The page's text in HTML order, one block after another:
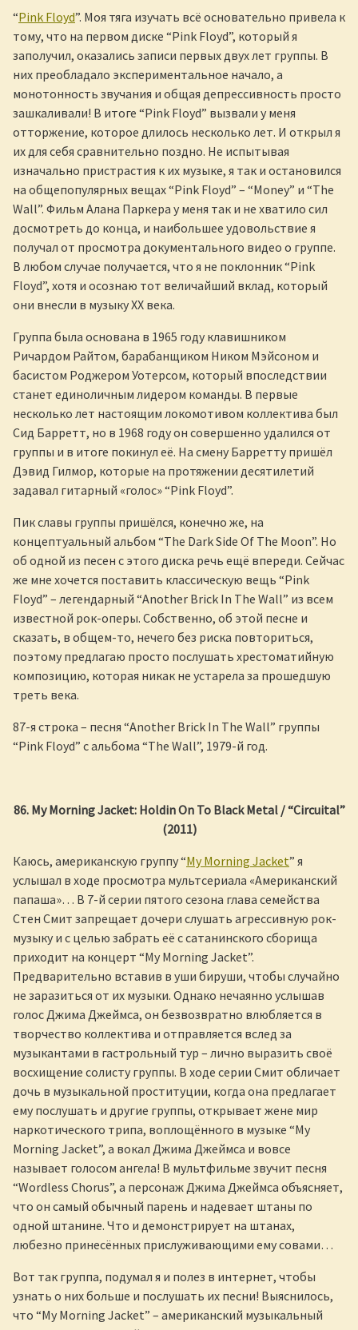
“Pink Floyd”. Моя тяга изучать всё основательно привела к
тому, что на первом диске “Pink Floyd”, который я
заполучил, оказались записи первых двух лет группы. В
них преобладало экспериментальное начало, а
монотонность звучания и общая депрессивность просто
зашкаливали! В итоге “Pink Floyd” вызвали у меня
отторжение, которое длилось несколько лет. И открыл я
их для себя сравнительно поздно. Не испытывая
изначально пристрастия к их музыке, я так и остановился
на общепопулярных вещах “Pink Floyd” – “Money” и “The
Wall”. Фильм Алана Паркера у меня так и не хватило сил
досмотреть до конца, и наибольшее удовольствие я
получал от просмотра документального видео о группе.
В любом случае получается, что я не поклонник “Pink
Floyd”, хотя и осознаю тот величайший вклад, который
они внесли в музыку XX века.
Группа была основана в 1965 году клавишником
Ричардом Райтом, барабанщиком Ником Мэйсоном и
басистом Роджером Уотерсом, который впоследствии
станет единоличным лидером команды. В первые
несколько лет настоящим локомотивом коллектива был
Сид Барретт, но в 1968 году он совершенно удалился от
группы и в итоге покинул её. На смену Барретту пришёл
Дэвид Гилмор, которые на протяжении десятилетий
задавал гитарный «голос» “Pink Floyd”.
Пик славы группы пришёлся, конечно же, на
концептуальный альбом “The Dark Side Of The Moon”. Но
об одной из песен с этого диска речь ещё впереди. Сейчас
же мне хочется поставить классическую вещь “Pink
Floyd” – легендарный “Another Brick In The Wall” из всем
известной рок-оперы. Собственно, об этой песне и
сказать, в общем-то, нечего без риска повториться,
поэтому предлагаю просто послушать хрестоматийную
композицию, которая никак не устарела за прошедшую
треть века.
87-я строка – песня “Another Brick In The Wall” группы
“Pink Floyd” с альбома “The Wall”, 1979-й год.
86. My Morning Jacket: Holdin On To Black Metal / “Circuital”
(2011)
Каюсь, американскую группу “My Morning Jacket” я
услышал в ходе просмотра мультсериала «Американский
папаша»… В 7-й серии пятого сезона глава семейства
Стен Смит запрещает дочери слушать агрессивную рок-
музыку и с целью забрать её с сатанинского сборища
приходит на концерт “My Morning Jacket”.
Предварительно вставив в уши бируши, чтобы случайно
не заразиться от их музыки. Однако нечаянно услышав
голос Джима Джеймса, он безвозвратно влюбляется в
творчество коллектива и отправляется вслед за
музыкантами в гастрольный тур – лично выразить своё
восхищение солисту группы. В ходе серии Смит обличает
дочь в музыкальной проституции, когда она предлагает
ему послушать и другие группы, открывает жене мир
наркотического трипа, воплощённого в музыке “My
Morning Jacket”, а вокал Джима Джеймса и вовсе
называет голосом ангела! В мультфильме звучит песня
“Wordless Chorus”, а персонаж Джима Джеймса объясняет,
что он самый обычный парень и надевает штаны по
одной штанине. Что и демонстрирует на штанах,
любезно принесённых прислуживающими ему совами…
Вот так группа, подумал я и полез в интернет, чтобы
узнать о них больше и послушать их песни! Выяснилось,
что “My Morning Jacket” – американский музыкальный